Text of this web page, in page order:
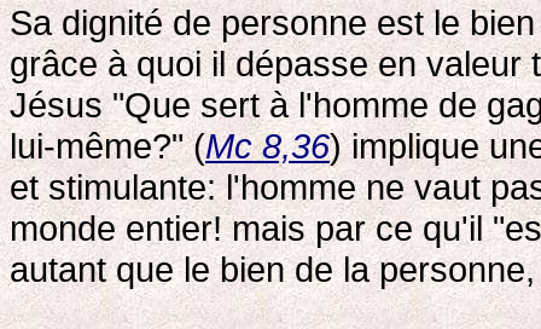
Sa dignité de personne est le
grâce à quoi il dépasse en valeur
Jésus "Que sert à l'homme de
lui-même?" (Mc 8,36) implique
et stimulante: l'homme ne vaut
monde entier! mais par ce qu'il
autant que le bien de la